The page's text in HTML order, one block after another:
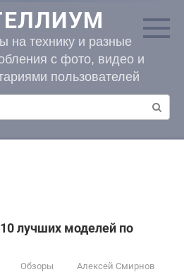
на технику и разные
с фото, видео и
пользователей
лучших моделей по
Обзоры Алексей Смирнов